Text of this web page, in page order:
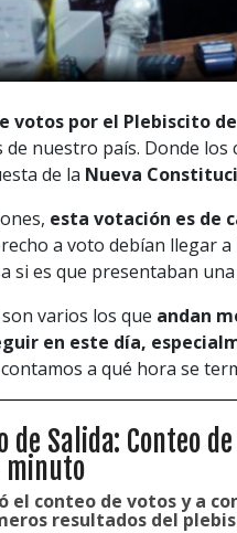
votos por el Plebiscito
nuestro país. Donde los
de la Nueva
esta votación es de
a voto debían llegar
si es que presentaban
varios los que andan
en este día,
a qué hora se
de Salida: Conteo
minuto
el conteo de votos y a
resultados del